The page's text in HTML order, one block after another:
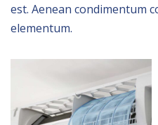
est. Aenean condimentum
elementum.